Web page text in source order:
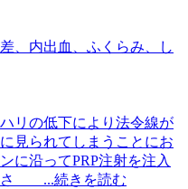
、内出血、ふくらみ、し
リの低下により法令線が
見られてしまうことにお
に沿ってPRP注射を注入
さ ...続きを読む